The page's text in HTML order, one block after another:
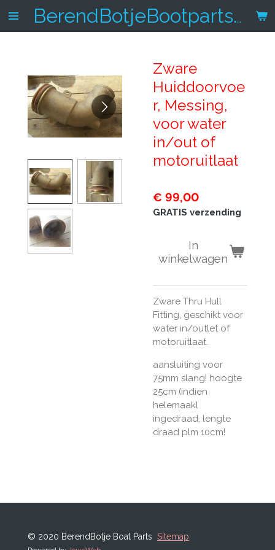
Ga
BerendBotjeBootparts.nl
Zware
Huiddoorvoe
r, Messing,
voor water
in/out of
motoruitlaat
€ 99,00
GRATIS verzending
In
winkelwagen
Zware Thru Hull
Fitting, geschikt voor
water in/outlet of
motoruitlaat.
aansluiting voor
75mm slang! hoogte
25cm (indien
helemaakl
ingedraad, lengte
draad plm 10cm!
© 2020 BerendBotje Boat Parts Sitemap